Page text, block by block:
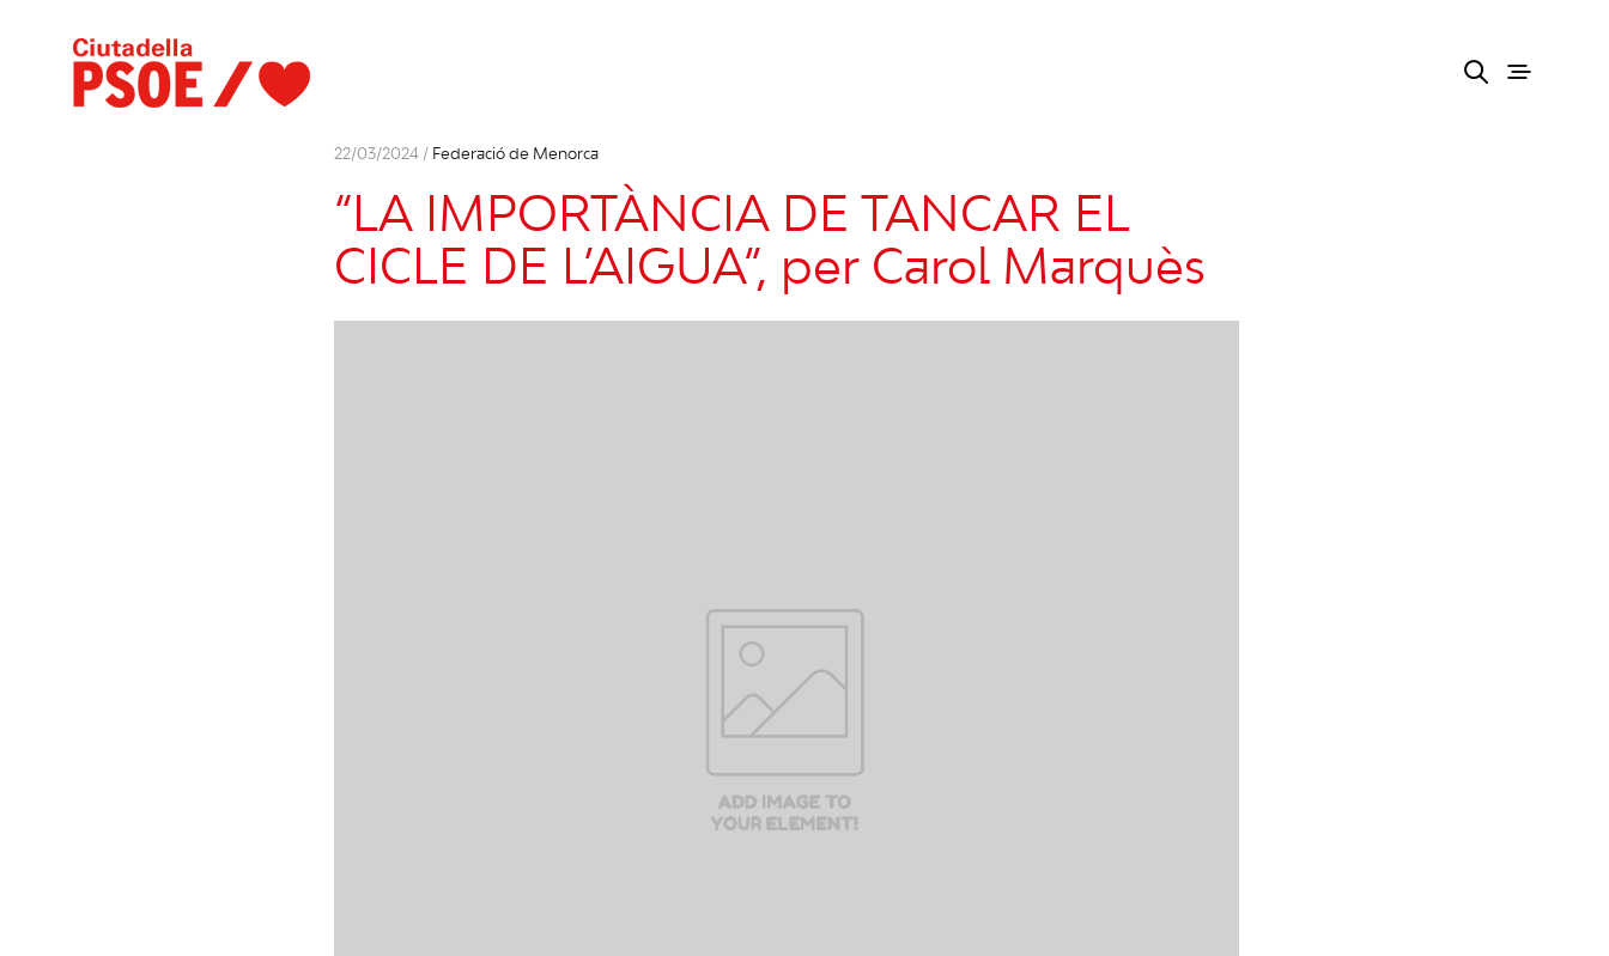
22/03/2024 / Federació de Menorca
“LA IMPORTÀNCIA DE TANCAR EL
CICLE DE L’AIGUA”, per Carol Marquès